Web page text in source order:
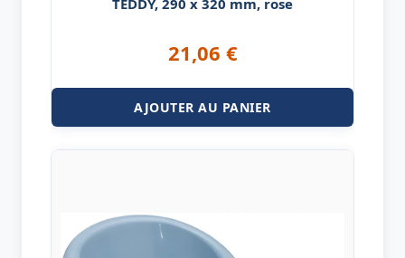
21,06 €
AJOUTER AU PANIER